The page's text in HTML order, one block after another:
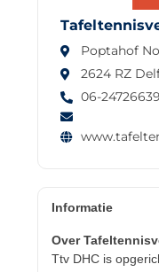
Poptahof
2624 RZ
06-24726639
Informatie
Over
Ttv DHC is